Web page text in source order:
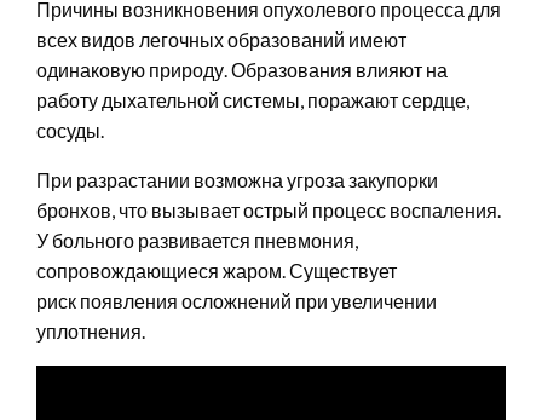
Причины возникновения опухолевого процесса для
всех видов легочных образований имеют
одинаковую природу. Образования влияют на
работу дыхательной системы, поражают сердце,
сосуды.
При разрастании возможна угроза закупорки
бронхов, что вызывает острый процесс воспаления.
У больного развивается пневмония,
сопровождающиеся жаром. Существует
риск появления осложнений при увеличении
уплотнения.